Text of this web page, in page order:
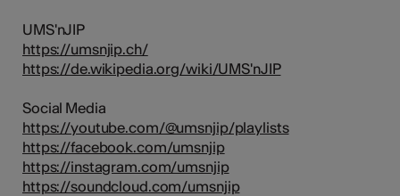
UMS'nJIP
https://umsnjip.ch/
https://de.wikipedia.org/wiki/UMS'nJIP
Social Media
https://youtube.com/@umsnjip/playlists
https://facebook.com/umsnjip
https://instagram.com/umsnjip
https://soundcloud.com/umsnjip